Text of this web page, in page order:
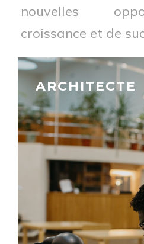
nouvelles
croissance et de
ARCHITECTE